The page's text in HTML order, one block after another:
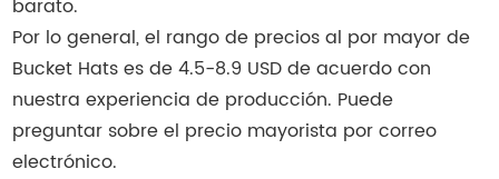
barato.
Por lo general, el rango de precios al por mayor de
Bucket Hats es de 4.5-8.9 USD de acuerdo con
nuestra experiencia de producción. Puede
preguntar sobre el precio mayorista por correo
electrónico.